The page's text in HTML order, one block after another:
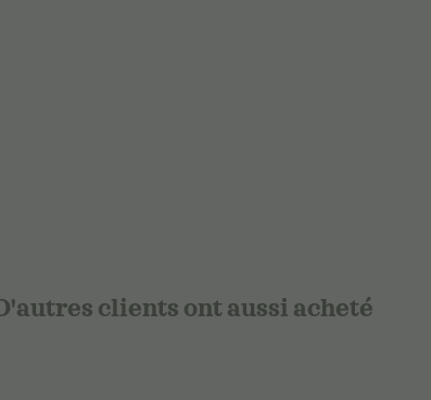
D'autres clients ont aussi acheté